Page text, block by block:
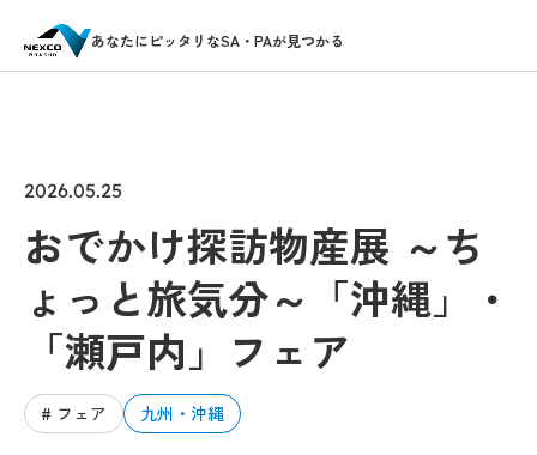
あなたにピッタリなSA・PAが見つかる
2026.05.25
おでかけ探訪物産展 ～ち
ょっと旅気分～「沖縄」・
「瀬戸内」フェア
# フェア 九州・沖縄